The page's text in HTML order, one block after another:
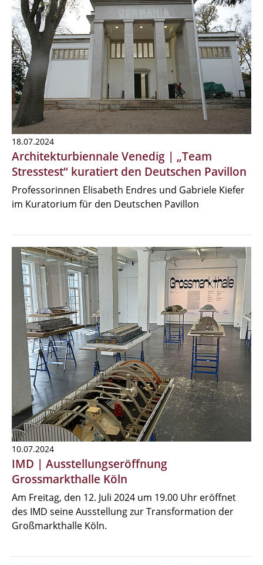
18.07.2024
Architekturbiennale Venedig | „Team
Stresstest“ kuratiert den Deutschen Pavillon
Professorinnen Elisabeth Endres und Gabriele Kiefer
im Kuratorium für den Deutschen Pavillon
10.07.2024
IMD | Ausstellungseröffnung
Grossmarkthalle Köln
Am Freitag, den 12. Juli 2024 um 19.00 Uhr eröffnet
des IMD seine Ausstellung zur Transformation der
Großmarkthalle Köln.